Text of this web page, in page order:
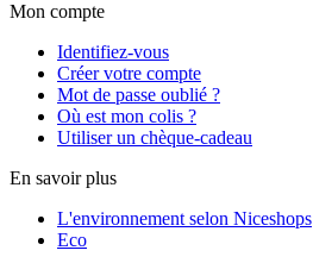
Mon compte
Identifiez-vous
Créer votre compte
Mot de passe oublié ?
Où est mon colis ?
Utiliser un chèque-cadeau
En savoir plus
L'environnement selon Niceshops
Eco